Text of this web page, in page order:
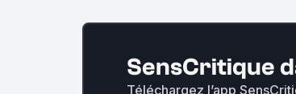
SensCritique
Téléchargez l’app